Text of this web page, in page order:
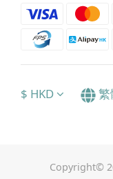
$ HKD 繁
Copyright©